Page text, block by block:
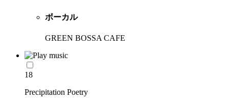
ボーカル
GREEN BOSSA CAFE
18
Precipitation Poetry